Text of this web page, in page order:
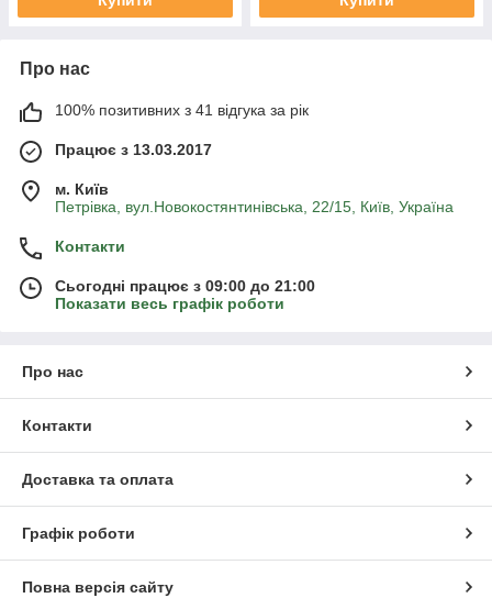
Про нас
100% позитивних з 41 відгука за рік
Працює з 13.03.2017
м. Київ
Петрівка, вул.Новокостянтинівська, 22/15, Київ, Україна
Контакти
Сьогодні працює з 09:00 до 21:00
Показати весь графік роботи
Про нас
Контакти
Доставка та оплата
Графік роботи
Повна версія сайту